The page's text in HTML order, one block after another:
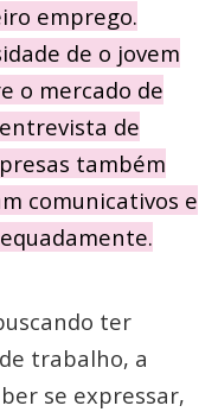
emprego.
de o jovem
o mercado de
de
também
comunicativos e
ter
trabalho, a
se expressar,